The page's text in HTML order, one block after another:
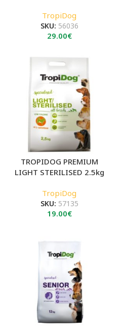
TropiDog
SKU: 56036
29.00€
TROPIDOG PREMIUM
LIGHT STERILISED 2.5kg
TropiDog
SKU: 57135
19.00€